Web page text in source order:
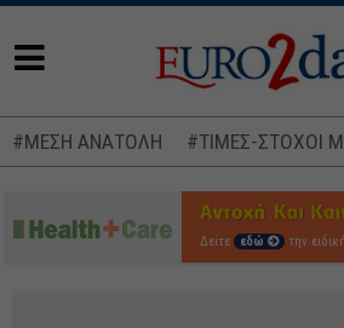
#ΜΕΣΗ ΑΝΑΤΟΛΗ #ΤΙΜΕΣ-ΣΤΟΧΟΙ
Δείτε εδώ την